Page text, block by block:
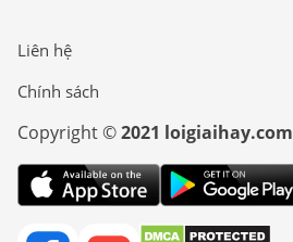
Liên hệ
Chính sách
Copyright ©2021 loigiaihay.com